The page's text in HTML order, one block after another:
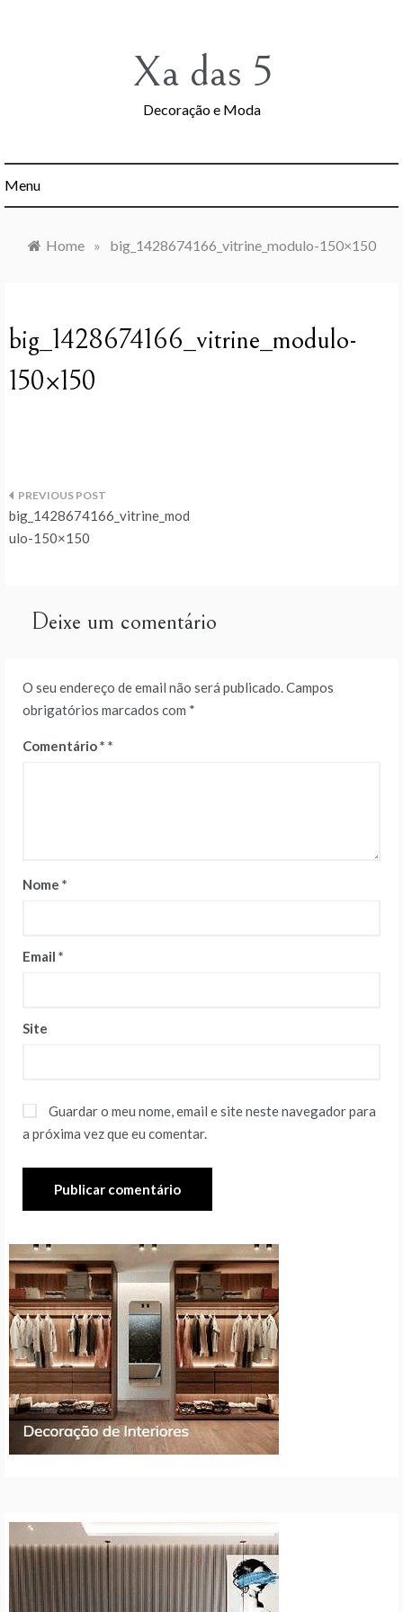
Xa das 5
Decoração e Moda
Menu
Home » big_1428674166_vitrine_modulo-150×150
big_1428674166_vitrine_modulo-
150×150
Navegação
de
big_1428674166_vitrine_mod
ulo-150×150
Deixe um comentário
O seu endereço de email não será publicado.Campos
obrigatórios marcados com *
Comentário*
Nome *
Email *
Site
Guardar o meu nome, email e site neste navegador para
a próxima vez que eu comentar.